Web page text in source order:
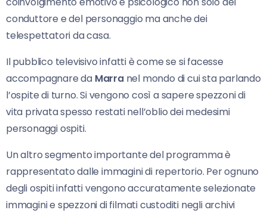
conduttore e del personaggio ma anche dei
telespettatori da casa.
Il pubblico televisivo infatti è come se si facesse
accompagnare da Marranel mondo di cui sta parlando
l’ospite di turno. Si vengono così a sapere spezzoni di
vita privata spesso restati nell’oblio dei medesimi
personaggi ospiti.
Un altro segmento importante del programma è
rappresentato dalle immagini di repertorio. Per ognuno
degli ospiti infatti vengono accuratamente selezionate
immagini e spezzoni di filmati custoditi negli archivi